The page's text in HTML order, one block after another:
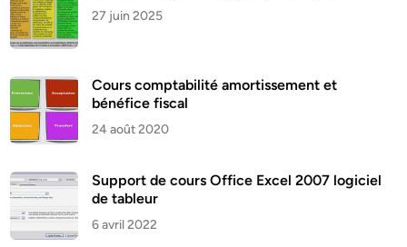
27 juin 2025
Cours comptabilité amortissement et
bénéfice fiscal
24 août 2020
Support de cours Office Excel 2007 logiciel
de tableur
6 avril 2022